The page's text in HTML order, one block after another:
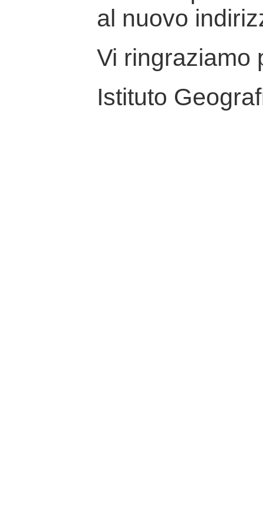
al nuovo
Vi ringraziamo
Istituto